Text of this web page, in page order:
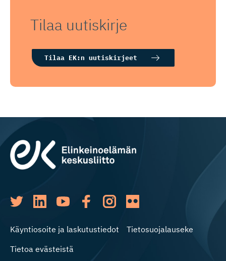
Tilaa uutiskirje
Tilaa EK:n uutiskirjeet
Käyntiosoite ja laskutustiedot
Tietosuojalauseke
Tietoa evästeistä